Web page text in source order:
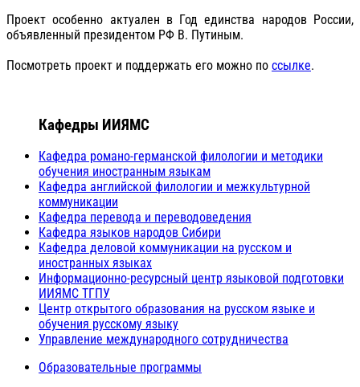
Проект особенно актуален в Год единства народов России,
объявленный президентом РФ В. Путиным.
Посмотреть проект и поддержать его можно по ссылке.
Кафедры ИИЯМС
Кафедра романо-германской филологии и методики
обучения иностранным языкам
Кафедра английской филологии и межкультурной
коммуникации
Кафедра перевода и переводоведения
Кафедра языков народов Сибири
Кафедра деловой коммуникации на русском и
иностранных языках
Информационно-ресурсный центр языковой подготовки
ИИЯМС ТГПУ
Центр открытого образования на русском языке и
обучения русскому языку
Управление международного сотрудничества
Образовательные программы